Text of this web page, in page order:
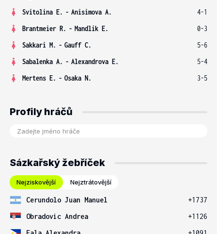
Svitolina E. - Anisimova A.
4-1
Brantmeier R. - Mandlik E.
0-3
Sakkari M. - Gauff C.
5-6
Sabalenka A. - Alexandrova E.
5-4
Mertens E. - Osaka N. 3-5
Profily hráčů
Sázkařský žebříček
Nejziskovější Nejztrátovější
Cerundolo Juan Manuel
+1737
Obradovic Andrea
+1126